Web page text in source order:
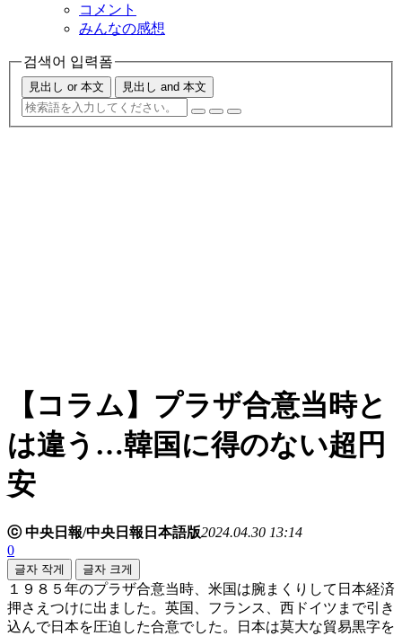
コメント
みんなの感想
검색어 입력폼
見出し or 本文 見出し and 本文
【コラム】プラザ合意当時と
は違う…韓国に得のない超円
安
ⓒ 中央日報/中央日報日本語版2024.04.30 13:14
0
글자 작게 글자 크게
１９８５年のプラザ合意当時、米国は腕まくりして日本経済
押さえつけに出ました。英国、フランス、西ドイツまで引き
込んで日本を圧迫した合意でした。日本は莫大な貿易黒字を